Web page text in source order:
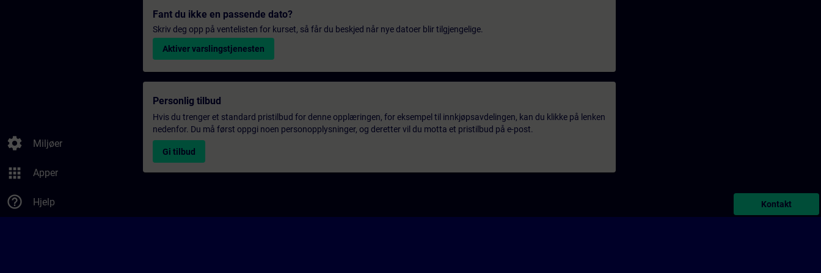
settings Miljøer
apps Apper
help_outline Hjelp
Fant du ikke en passende dato?
Skriv deg opp på ventelisten for kurset, så får du beskjed når nye datoer blir tilgjengelige.
Aktiver varslingstjenesten
Personlig tilbud
Hvis du trenger et standard pristilbud for denne opplæringen, for eksempel til innkjøpsavdelingen, kan du klikke på lenken
nedenfor. Du må først oppgi noen personopplysninger, og deretter vil du motta et pristilbud på e-post.
Gi tilbud
Kontakt